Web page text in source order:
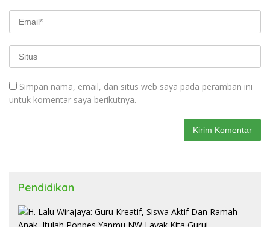
Simpan nama, email, dan situs web saya pada peramban ini
untuk komentar saya berikutnya.
Pendidikan